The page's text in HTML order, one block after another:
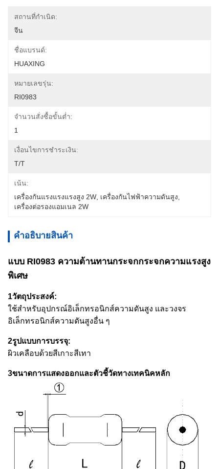
สถานที่กำเนิด:
จีน
ชื่อแบรนด์:
HUAXING
หมายเลขรุ่น:
RI0983
จำนวนสั่งซื้อขั้นต่ำ:
1
เงื่อนไขการชำระเงิน:
T/T
เน้น:
เครื่องกันแรงแรงแรงสูง 2W เครื่องกันไฟฟ้าความดันสูง
เครื่องต่อรองแอมเนล 2W
คําอธิบายสินค้า
แบบ RI0983 ความต้านทานกระจกกระจกความแรงสูง
พิเศษ
1วัตถุประสงค์:
ใช้สําหรับอุปกรณ์อิเล็กทรอนิกส์ความดันสูง และวงจร
อิเล็กทรอนิกส์ความดันสูงอื่น ๆ
2รูปแบบการบรรจุ:
ผิวเคลือบด้วยสีเกาะสีเทา
3ขนาดการแสดงออกและตัวชี้วัดทางเทคนิคหลัก